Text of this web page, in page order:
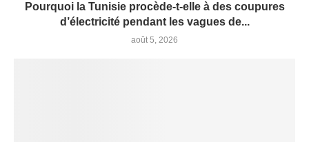
Pourquoi la Tunisie procède-t-elle à des coupures
d’électricité pendant les vagues de...
août 5, 2026